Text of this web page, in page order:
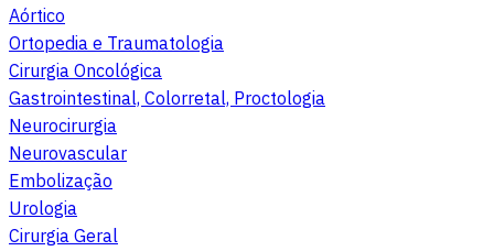
Aórtico
Ortopedia e Traumatologia
Cirurgia Oncológica
Gastrointestinal, Colorretal, Proctologia
Neurocirurgia
Neurovascular
Embolização
Urologia
Cirurgia Geral